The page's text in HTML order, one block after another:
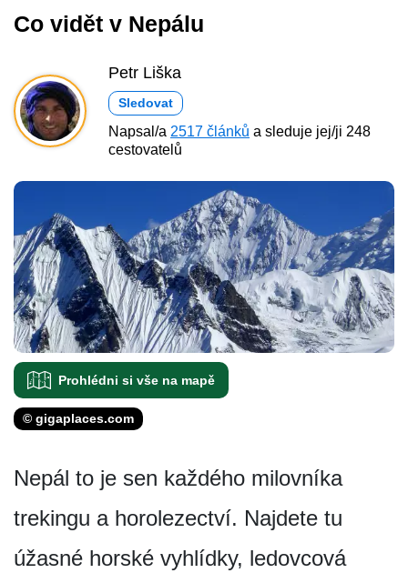
Co vidět v Nepálu
Petr Liška
Sledovat
Napsal/a 2517 článků a sleduje jej/ji 248
cestovatelů
Prohlédni si vše na mapě
© gigaplaces.com
Nepál to je sen každého milovníka
trekingu a horolezectví. Najdete tu
úžasné horské vyhlídky, ledovcová